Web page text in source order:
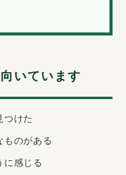
いています
けた
のがある
感じる